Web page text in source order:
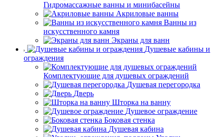
Гидромассажные ванны и минибасейны
Акриловые ванны
Ванны из
искусственного камня
Экраны для ванн
Душевые кабины и
ограждения
Комплектующие для душевых ограждений
Душевая перегородка
Дверь
Шторка на ванну
Душевое ограждение
Боковая стенка
Душевая кабина